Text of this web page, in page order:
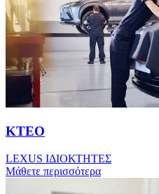
ΚΤΕΟ
LEXUS IΔΙΟΚΤΗΤΕΣ
Μάθετε περισσότερα